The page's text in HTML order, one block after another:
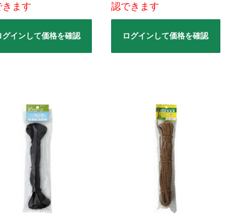
きます
グインして価格を確認
認できます
ログインして価格を確認